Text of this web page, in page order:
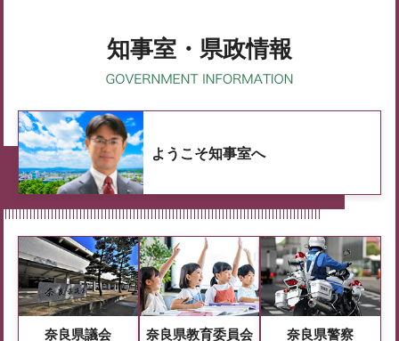
知事室・県政情報
ようこそ知事室へ
奈良県議会 奈良県教育委員会 奈良県警察